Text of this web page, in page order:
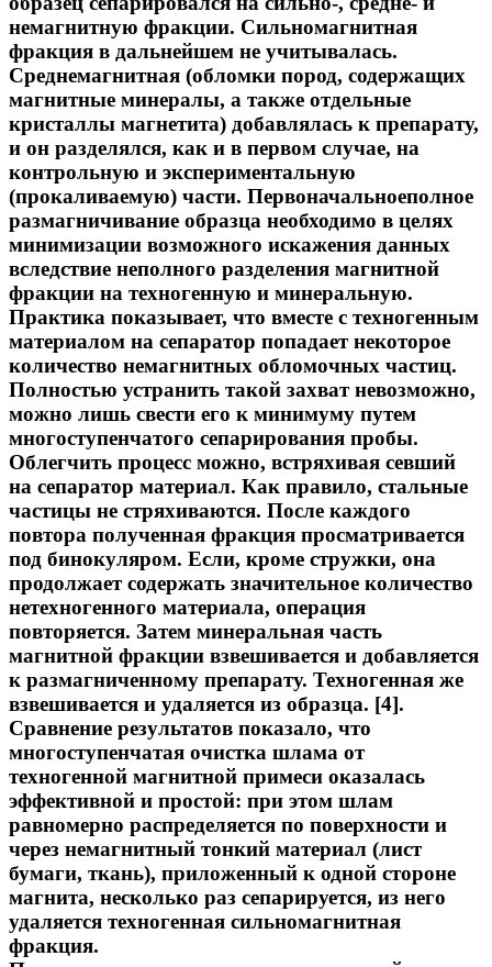
немагнитную фракции. Сильномагнитная
фракция в дальнейшем не учитывалась.
Среднемагнитная (обломки пород, содержащих
магнитные минералы, а также отдельные
кристаллы магнетита) добавлялась к препарату,
и он разделялся, как и в первом случае, на
контрольную и экспериментальную
(прокаливаемую) части. Первоначальноеполное
размагничивание образца необходимо в целях
минимизации возможного искажения данных
вследствие неполного разделения магнитной
фракции на техногенную и минеральную.
Практика показывает, что вместе с техногенным
материалом на сепаратор попадает некоторое
количество немагнитных обломочных частиц.
Полностью устранить такой захват невозможно,
можно лишь свести его к минимуму путем
многоступенчатого сепарирования пробы.
Облегчить процесс можно, встряхивая севший
на сепаратор материал. Как правило, стальные
частицы не стряхиваются. После каждого
повтора полученная фракция просматривается
под бинокуляром. Если, кроме стружки, она
продолжает содержать значительное количество
нетехногенного материала, операция
повторяется. Затем минеральная часть
магнитной фракции взвешивается и добавляется
к размагниченному препарату. Техногенная же
взвешивается и удаляется из образца. [4].
Сравнение результатов показало, что
многоступенчатая очистка шлама от
техногенной магнитной примеси оказалась
эффективной и простой: при этом шлам
равномерно распределяется по поверхности и
через немагнитный тонкий материал (лист
бумаги, ткань), приложенный к одной стороне
магнита, несколько раз сепарируется, из него
удаляется техногенная сильномагнитная
фракция.